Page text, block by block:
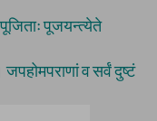
पूजिताः पूजयन्त्येते
व सर्वं दुष्टं